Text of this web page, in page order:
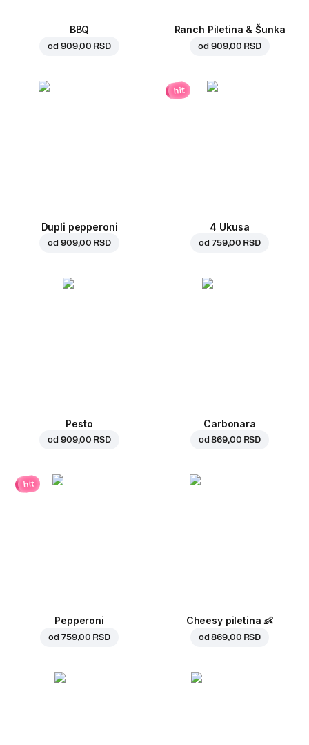
BBQ
od 909,00 RSD
Ranch Piletina & Šunka
od 909,00 RSD
Dupli pepperoni
od 909,00 RSD
hit
4 Ukusa
od 759,00 RSD
Pesto
od 909,00 RSD
Carbonara
od869,00 RSD
hit
Pepperoni
od 759,00 RSD
Cheesy piletina 👶
od869,00 RSD